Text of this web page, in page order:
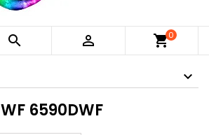
  shopping_cart0
WF 6590DWF